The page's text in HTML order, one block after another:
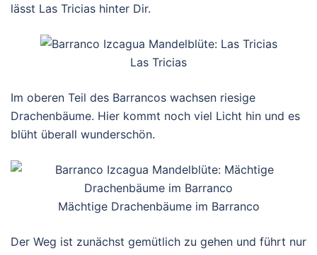
lässt Las Tricias hinter Dir.
Las Tricias
Im oberen Teil des Barrancos wachsen riesige
Drachenbäume. Hier kommt noch viel Licht hin und es
blüht überall wunderschön.
Mächtige Drachenbäume im Barranco
Der Weg ist zunächst gemütlich zu gehen und führt nur